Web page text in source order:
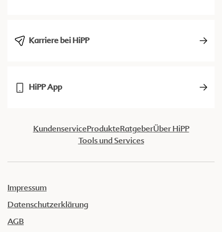
Karriere bei HiPP
HiPP App
KundenserviceProdukteRatgeberÜber HiPP
Tools und Services
Impressum
Datenschutzerklärung
AGB